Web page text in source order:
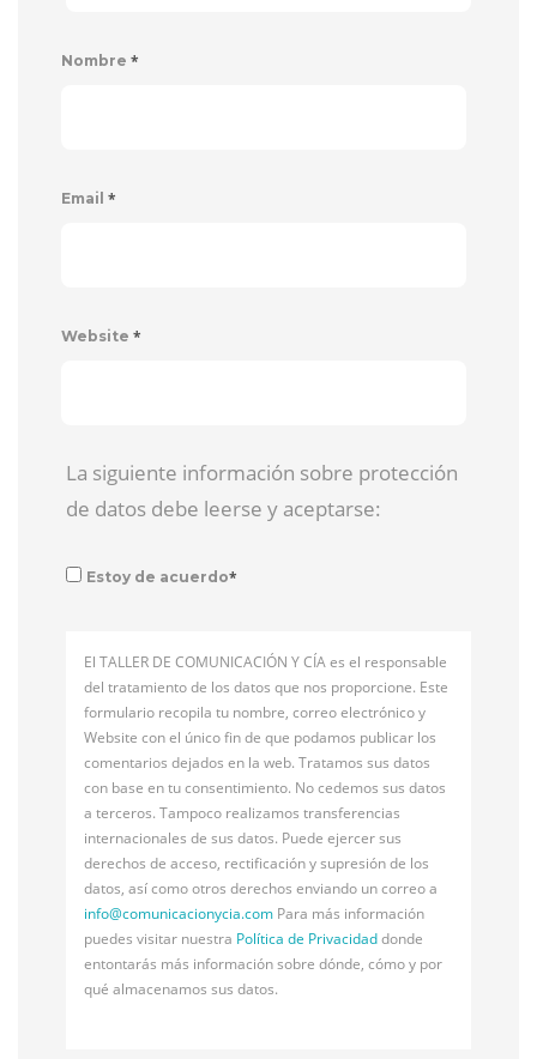
Nombre *
Email *
Website *
La siguiente información sobre protección
de datos debe leerse y aceptarse:
Estoy de acuerdo*
El TALLER DE COMUNICACIÓN Y CÍA es el responsable
del tratamiento de los datos que nos proporcione. Este
formulario recopila tu nombre, correo electrónico y
Website con el único fin de que podamos publicar los
comentarios dejados en la web. Tratamos sus datos
con base en tu consentimiento. No cedemos sus datos
a terceros. Tampoco realizamos transferencias
internacionales de sus datos. Puede ejercer sus
derechos de acceso, rectificación y supresión de los
datos, así como otros derechos enviando un correo a
info@comunicacionycia.com Para más información
puedes visitar nuestra Política de Privacidaddonde
entontarás más información sobre dónde, cómo y por
qué almacenamos sus datos.